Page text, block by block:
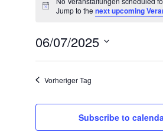
2025
NoticeJump to thenext upcoming
06/07/2025
date.
Vorheriger Tag
Subscribe to